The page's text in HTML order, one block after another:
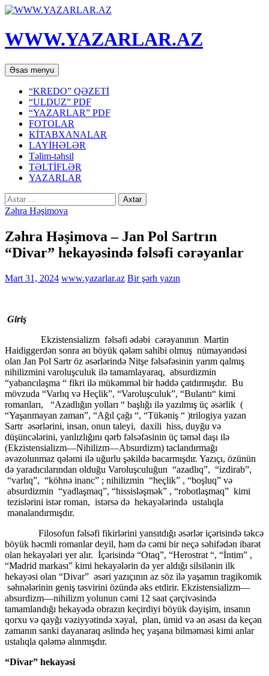
WWW.YAZARLAR.AZ
Axtar
Əsas menyu Mühtəviyyata
keç
“KREDO” QƏZETİ
“ULDUZ” PDF
“YAZARLAR” PDF
FOTOLAR
KİTABXANALAR
LAYİHƏLƏR
Təlim-təhsil
TƏLTİFLƏR
YAZARLAR
Axtarış:
Zəhra Həşimova
Zəhra Həşimova – Jan Pol Sartrın
“Divar” hekayəsində fəlsəfi cərəyanlar
Mart 31, 2024 www.yazarlar.az Bir şərh yazın
Giriş
Ekzistensializm fəlsəfi ədəbi cərəyanının Martin
Haidiggerdən sonra ən böyük qələm sahibi olmuş nümayəndəsi
olan Jan Pol Sartr öz əsərlərində Nitşe fəlsəfəsinin yarım qalmış
nihilizmini varoluşculuk ilə tamamlayaraq, absurdizmin
“yabancılaşma “ fikri ilə mükəmməl bir həddə çatdırmışdır. Bu
mövzuda “Varlıq və Heçlik”, “Varoluşculuk”, “Bulantı“ kimi
romanları, “Azadlığın yolları “ başlığı ilə yazılmış üç əsərlik (
“Yaşanmayan zaman”, “Ağıl çağı “, “Tükəniş “ )trilogiya yazan
Sartr əsərlərini, insan, onun taleyi, daxili hiss, duyğu və
düşüncələrini, yanlızlığını qərb fəlsəfəsinin üç təməl daşı ilə
(Ekzistensializm—Nihilizm—Absurdizm) taclandırmağı
əvəzolunmaz qələmi ilə uğurlu şəkildə bacarmışdır. Yazıçı, özünün
də yaradıcılarından olduğu Varoluşculuğun “azadlıq”, “izdirab”,
“varlıq”, “köhnə inanc” ; nihilizmin “heçlik” , “boşluq” və
absurdizmin “yadlaşmaq”, “hissisləşmək” , “robotlaşmaq” kimi
tezislərini istər roman, istərsə də hekayələrində ustalıqla
mənalandırmışdır.
Filosofun fəlsəfi fikirlərini yansıtdığı əsərlər içərisində təkcə
böyük həcmli romanlar deyil, həm də cəmi bir neçə səhifədən ibarət
olan hekayələri yer alır. İçərisində “Otaq”, “Herostrat “, “İntim” ,
“Madrid markası” kimi hekayələrin də yer aldığı silsilənin ilk
hekayəsi olan “Divar” əsəri yazıçının az söz ilə yaşamın tragikomik
səhnələrinin geniş təsvirini özündə əks etdirir. Ekzistensializm—
absurdizm—nihilizm yolunun cəmi 12 saat çərçivəsində
tamamlandığı hekayədə obrazın keçirdiyi böyük dəyişim, insanın
qorxu və qayğı vəziyyətində xəyal, plan, ümid və ən əsası da keçən
zamanın sanki dayanaraq əslində heç yaşana bilməməsi kimi anlar
ustalıqla qələmə alınmışdır.
“Divar” hekayəsi